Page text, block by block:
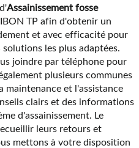
Assainissement fosse
TP afin d'obtenir un
et avec efficacité pour
les plus adaptées.
joindre par téléphone pour
plusieurs communes
et l'assistance
clairs et des informations
d'assainissement. Le
leurs retours et
mettons à votre disposition